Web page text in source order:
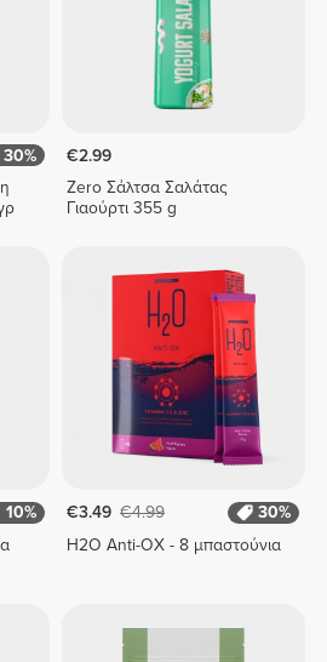
30%
€2.99
Zero Σάλτσα Σαλάτας
Γιαούρτι 355 g
10%
€3.49 €4.99
30%
H2O Anti-OX - 8 μπαστούνια